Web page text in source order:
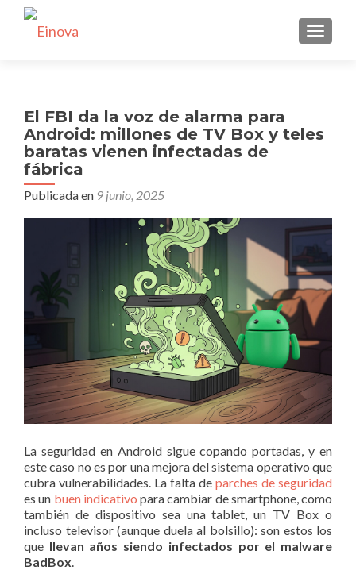
El FBI da la voz de alarma para
Android: millones de TV Box y teles
baratas vienen infectadas de
fábrica
Publicada en 9 junio, 2025
La seguridad en Android sigue copando portadas, y en
este caso no es por una mejora del sistema operativo que
cubra vulnerabilidades. La falta de parches de seguridad
es un buen indicativo para cambiar de smartphone, como
también de dispositivo sea una tablet, un TV Box o
incluso televisor (aunque duela al bolsillo): son estos los
que llevan años siendo infectados por el malware
BadBox